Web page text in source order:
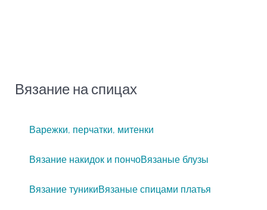
Вязание на спицах
Варежки, перчатки, митенки
Вязание накидок и пончоВязаные блузы
Вязание туникиВязаные спицами платья